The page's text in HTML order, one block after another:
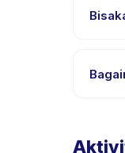
aplikasi.